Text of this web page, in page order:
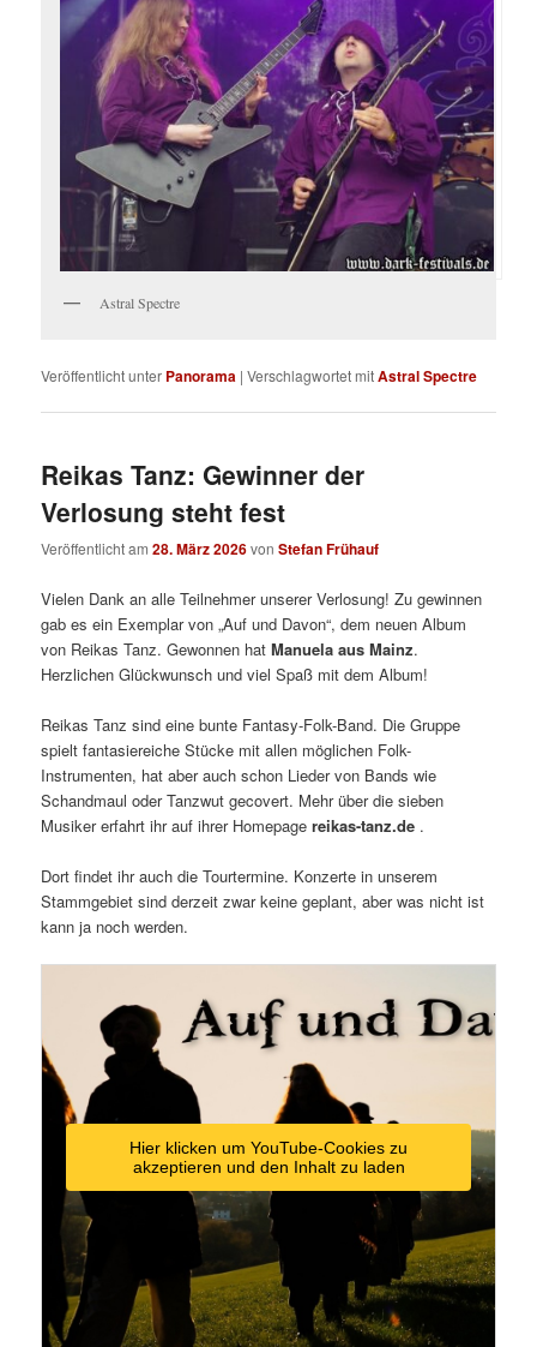
Astral Spectre
Veröffentlicht unter Panorama |Verschlagwortet mitAstral Spectre
Reikas Tanz: Gewinner der
Verlosung steht fest
Veröffentlicht am28. März 2026vonStefan Frühauf
Vielen Dank an alle Teilnehmer unserer Verlosung! Zu gewinnen
gab es ein Exemplar von „Auf und Davon“, dem neuen Album
von Reikas Tanz. Gewonnen hatManuela aus Mainz.
Herzlichen Glückwunsch und viel Spaß mit dem Album!
Reikas Tanz sind eine bunte Fantasy-Folk-Band. Die Gruppe
spielt fantasiereiche Stücke mit allen möglichen Folk-
Instrumenten, hat aber auch schon Lieder von Bands wie
Schandmaul oder Tanzwut gecovert. Mehr über die sieben
Musiker erfahrt ihr auf ihrer Homepagereikas-tanz.de .
Dort findet ihr auch die Tourtermine. Konzerte in unserem
Stammgebiet sind derzeit zwar keine geplant, aber was nicht ist
kann ja noch werden.
Hier klicken um YouTube-Cookies zu
akzeptieren und den Inhalt zu laden